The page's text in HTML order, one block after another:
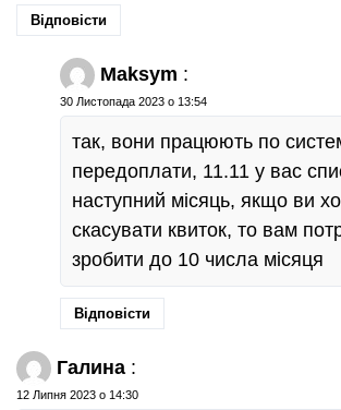
Відповісти
Maksym :
30 Листопада 2023 о 13:54
так, вони працюють по
передоплати, 11.11 у вас
наступний місяць, якщо ви
скасувати квиток, то вам
зробити до 10 числа місяця
Відповісти
Галина :
12 Липня 2023 о 14:30